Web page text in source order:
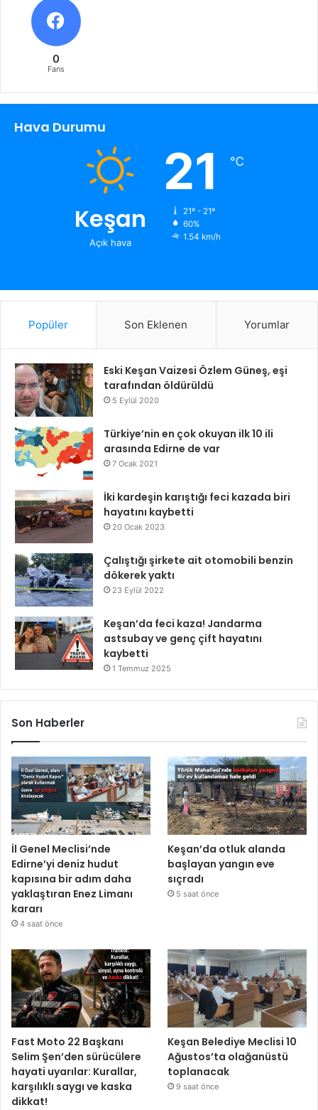
0
Fans
Hava Durumu
Keşan
Açık hava
21 ℃
21º - 21º
60%
1.54 km/h
Popüler Son Eklenen Yorumlar
Eski Keşan Vaizesi Özlem Güneş, eşi
tarafından öldürüldü
5 Eylül 2020
Türkiye’nin en çok okuyan ilk 10 ili
arasında Edirne de var
7 Ocak 2021
İki kardeşin karıştığı feci kazada biri
hayatını kaybetti
20 Ocak 2023
Çalıştığı şirkete ait otomobili benzin
dökerek yaktı
23 Eylül 2022
Keşan’da feci kaza! Jandarma
astsubay ve genç çift hayatını
kaybetti
1 Temmuz 2025
Son Haberler
İl Genel Meclisi’nde
Edirne’yi deniz hudut
kapısına bir adım daha
yaklaştıran Enez Limanı
kararı
4 saat önce
Keşan’da otluk alanda
başlayan yangın eve
sıçradı
5 saat önce
Fast Moto 22 Başkanı
Selim Şen’den sürücülere
hayati uyarılar: Kurallar,
karşılıklı saygı ve kaska
dikkat!
Keşan Belediye Meclisi 10
Ağustos’ta olağanüstü
toplanacak
9 saat önce